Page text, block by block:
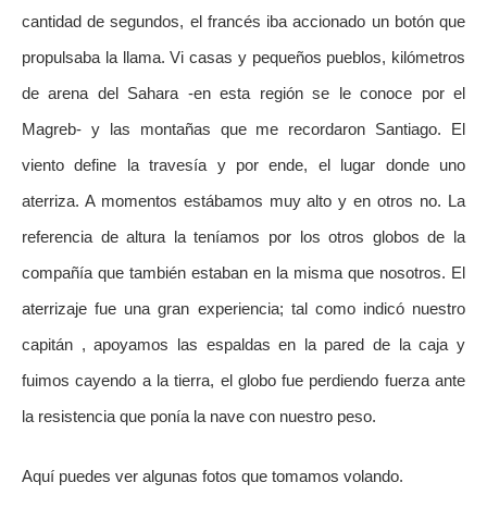
cantidad de segundos, el francés iba accionado un botón que
propulsaba la llama. Vi casas y pequeños pueblos, kilómetros
de arena del Sahara -en esta región se le conoce por el
Magreb- y las montañas que me recordaron Santiago. El
viento define la travesía y por ende, el lugar donde uno
aterriza. A momentos estábamos muy alto y en otros no. La
referencia de altura la teníamos por los otros globos de la
compañía que también estaban en la misma que nosotros. El
aterrizaje fue una gran experiencia; tal como indicó nuestro
capitán , apoyamos las espaldas en la pared de la caja y
fuimos cayendo a la tierra, el globo fue perdiendo fuerza ante
la resistencia que ponía la nave con nuestro peso.
Aquí puedes ver algunas fotos que tomamos volando.